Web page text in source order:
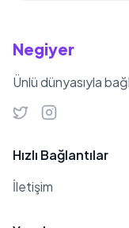
Negiyer
Ünlü dünyasıyla
Hızlı Bağlantılar
İletişim